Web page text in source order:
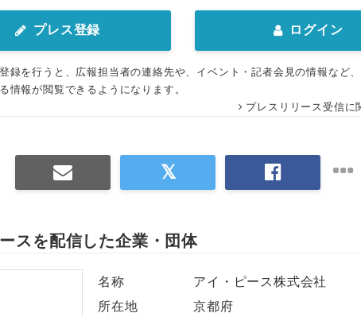
プレス登録 ログイン
録を行うと、広報担当者の連絡先や、イベント・記者会見の情報など
情報が閲覧できるようになります。
プレスリリース受信に
スを配信した企業・団体
名称
アイ・ピース株式会社
所在地
京都府